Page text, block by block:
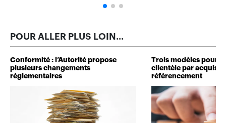
POUR ALLER PLUS LOIN...
Conformité : l’Autorité propose
plusieurs changements
réglementaires
Trois modèles pour
clientèle par
référencement